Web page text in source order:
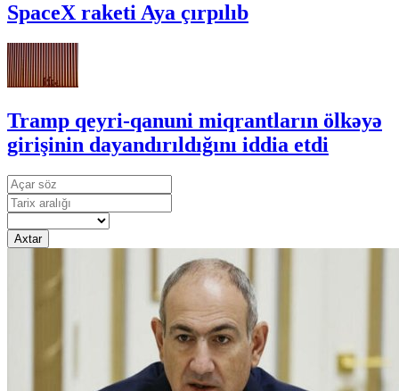
SpaceX raketi Aya çırpılıb
Tramp qeyri-qanuni miqrantların ölkəyə
girişinin dayandırıldığını iddia etdi
Axtar